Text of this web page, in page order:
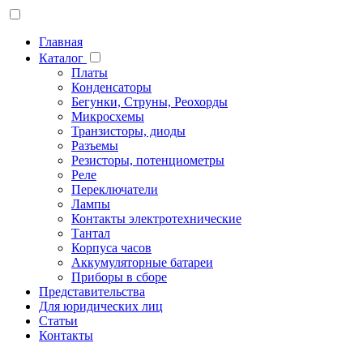
Главная
Каталог
Платы
Конденсаторы
Бегунки, Струны, Реохорды
Микросхемы
Транзисторы, диоды
Разъемы
Резисторы, потенциометры
Реле
Переключатели
Лампы
Контакты электротехнические
Тантал
Корпуса часов
Аккумуляторные батареи
Приборы в сборе
Представительства
Для юридических лиц
Статьи
Контакты